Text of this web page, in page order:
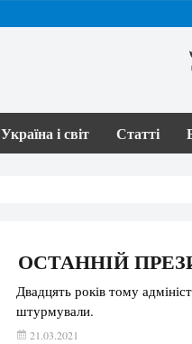
Україна і світ Статті
ОСТАННІЙ
Двадцять років тому
штурмували.
21.03.2021